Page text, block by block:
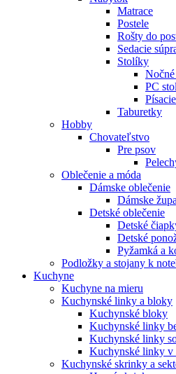
Matrace
Postele
Rošty do
Sedacie
Stolíky
PC
Taburetky
Hobby
Chovateľstvo
Pre psov
Oblečenie a móda
Dámske oblečenie
Dámske
Detské oblečenie
Detské
Detské
Pyžamká a
Podložky a stojany k
Kuchyne
Kuchyne na mieru
Kuchynské linky a bloky
Kuchynské bloky
Kuchynské linky
Kuchynské linky
Kuchynské linky v
Kuchynské skrinky a